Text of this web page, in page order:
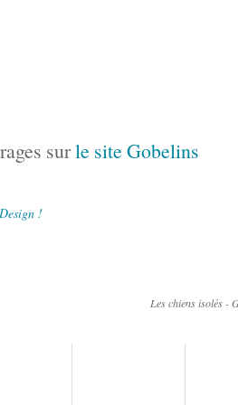
surle site Gobelins
!
Les chiens isolés -